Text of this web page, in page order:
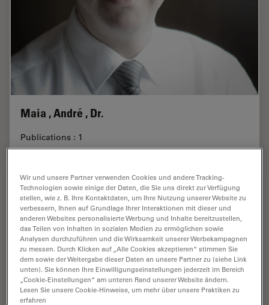
Maia , André , Dr.
Publications : 1
Wir und unsere Partner verwenden Cookies und andere Tracking-
Technologien sowie einige der Daten, die Sie uns direkt zur Verfügung
stellen, wie z. B. Ihre Kontaktdaten, um Ihre Nutzung unserer Website zu
verbessern, Ihnen auf Grundlage Ihrer Interaktionen mit dieser und
anderen Websites personalisierte Werbung und Inhalte bereitzustellen,
das Teilen von Inhalten in sozialen Medien zu ermöglichen sowie
Analysen durchzuführen und die Wirksamkeit unserer Werbekampagnen
zu messen. Durch Klicken auf „Alle Cookies akzeptieren“ stimmen Sie
dem sowie der Weitergabe dieser Daten an unsere Partner zu (siehe Link
unten). Sie können Ihre Einwilligungseinstellungen jederzeit im Bereich
„Cookie-Einstellungen“ am unteren Rand unserer Website ändern.
Lesen Sie unsere Cookie-Hinweise, um mehr über unsere Praktiken zu
erfahren